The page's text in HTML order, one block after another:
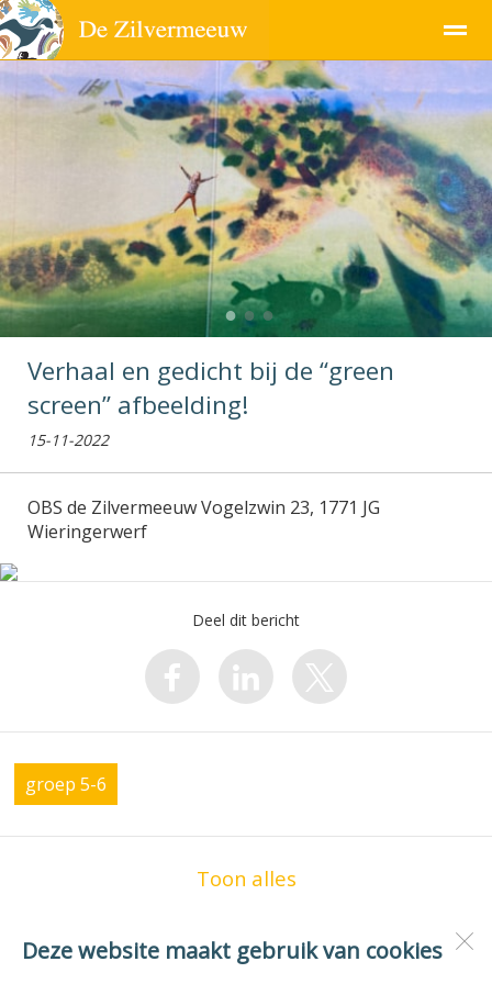
Deze website maakt gebruik van cookies
●●●
Verhaal en gedicht bij de “green
screen” afbeelding!
15-11-2022
OBS de Zilvermeeuw Vogelzwin 23, 1771 JG
Wieringerwerf
Deel dit bericht
groep 5-6
Toon alles
OBS de Zilvermeeuw